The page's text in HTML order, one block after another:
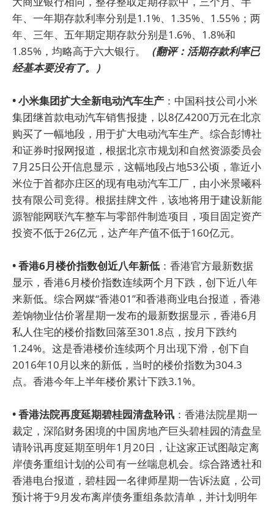
年、一年期存款利率分别是1.1%、1.35%、1.55%；两
年、三年、五年期定期存款分别是1.6%、1.8%和
1.85%，均略高于六大银行。
（翻评：活期存款利率已
经基本要没有了。）
• 小米集团扩大全新电动汽车生产 ：中国科技公司小米
集团继首款电动汽车销售报捷，以8亿4200万元在北京
购买了一幅地段，用于扩大电动汽车生产。综合彭博社
和证券时报网报道，根据北京市规划和自然资源委员会
7月25日公开信息显示，这幅地段占地53公顷，靠近小
米位于首都亦庄区的现有电动汽车工厂，由小米景曦科
技有限公司竞得。根据挂牌文件，该地将用于建设新能
源智能网联汽车整车与零部件制造项目，项目固定资产
投资不低于26亿元，达产年产值不低于160亿元。
• 香港6月楼价指数创近八年新低 ：香港官方最新数据
显示，香港6月楼价指数连续两个月下跌，创下近八年
来新低。综合网媒“香港01”和香港商业电台报道，香港
差饷物业估价署星期一发布的最新数据显示，香港6月
私人住宅的楼价指数回落至301.8点，按月下跌约
1.24%。这是香港楼价连续两个月出现下滑，创下自
2016年10月以来的新低，当时的楼价指数为304.3
点。香港今年上半年楼价累计下跌3.1%。
• 香港法院再度延期碧桂园清盘聆讯 ：香港法院星期一
裁定，深陷财务困境的中国房地产巨头碧桂园的清盘呈
请聆讯再度延期至明年1月20日，让这家正试图敲定离
岸债务重组计划的公司有一丝喘息机会。综合路透社和
香港电台报道，碧桂园一名律师星期一告诉法庭，公司
预计将于9月发布离岸债务重组条款清单，并计划明年